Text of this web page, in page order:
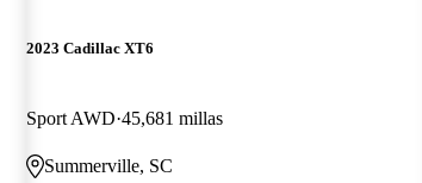
2023 Cadillac XT6
Sport AWD 45,681 millas
Summerville, SC